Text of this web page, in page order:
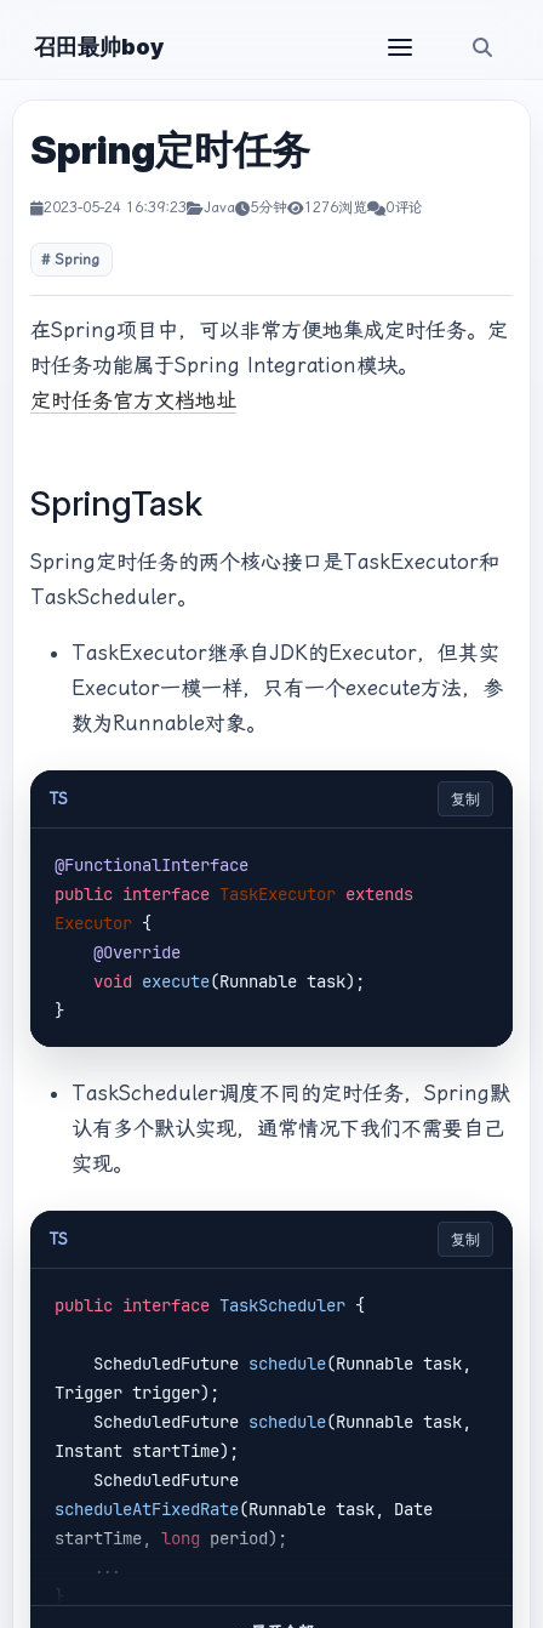
召田最帅boy
Spring定时任务
2023-05-24 16:39:23 Java 5分钟 1276浏览 0评论
Spring
在Spring项目中，可以非常方便地集成定时任务。定
时任务功能属于Spring Integration模块。
定时任务官方文档地址
SpringTask
Spring定时任务的两个核心接口是TaskExecutor和
TaskScheduler。
TaskExecutor继承自JDK的Executor，但其实
Executor一模一样，只有一个execute方法，参
数为Runnable对象。
TS 复制
@FunctionalInterface
public interface TaskExecutor extends
Executor {
@Override
void execute(Runnable task) ;
TaskScheduler调度不同的定时任务，Spring默
认有多个默认实现，通常情况下我们不需要自己
实现。
TS 复制
public interface TaskScheduler {
ScheduledFuture schedule(Runnable task,
Trigger trigger) ;
ScheduledFuture schedule(Runnable task,
Instant startTime) ;
scheduleAtFixedRate(Runnable task, Date
startTime, long period) ;